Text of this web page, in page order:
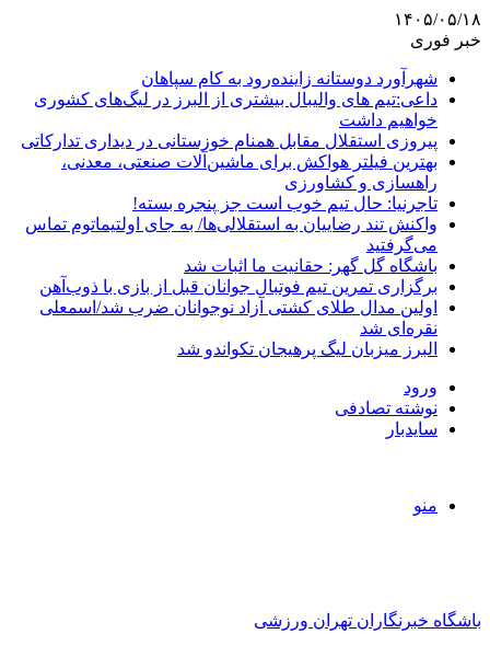
۱۴۰۵/۰۵/۱۸
خبر فوری
شهرآورد دوستانه زاینده‌رود به کام سپاهان
داعی:تیم های والیبال بیشتری از البرز در لیگ‌های کشوری
خواهیم داشت
پیروزی استقلال مقابل همنام خوزستانی در دیداری تدارکاتی
بهترین فیلتر هواکش برای ماشین‌آلات صنعتی، معدنی،
راهسازی و کشاورزی
تاجرنیا: حال تیم خوب است جز پنجره بسته!
واکنش تند رضاییان به استقلالی‌ها/ به جای اولتیماتوم تماس
می‌گرفتید
باشگاه گل گهر: حقانیت ما اثبات شد
برگزاری تمرین تیم فوتبال جوانان قبل از بازی با ذوب‌آهن
اولین مدال طلای کشتی آزاد نوجوانان ضرب شد/اسمعلی
نقره‌ای شد
البرز میزبان لیگ پرهیجان تکواندو شد
ورود
نوشته تصادفی
سایدبار
منو
باشگاه خبرنگاران تهران ورزشی